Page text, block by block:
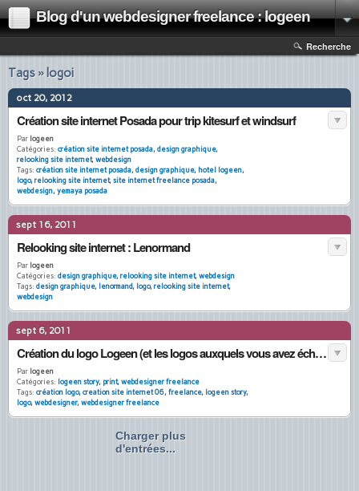
Blog d'un webdesigner freelance : logeen
Recherche
Tags » logoi
oct 20, 2012
Création site internet Posada pour trip kitesurf et windsurf
Par logeen
Catégories: création site internet posada,design graphique,
relooking site internet,webdesign
Tags: création site internet posada,design graphique, hotel logeen,
logo,relooking site internet,site internet freelance posada,
webdesign,yemaya posada
sept 16, 2011
Relooking site internet : Lenormand
Par logeen
Catégories: design graphique,relooking site internet,webdesign
Tags: design graphique, lenormand, logo,relooking site internet,
webdesign
sept 6, 2011
Création du logo Logeen (et les logos auxquels vous avez échappé).
Par logeen
Catégories: logeen story, print,webdesigner freelance
Tags: création logo,creation site internet 06,freelance, logeen story,
logo,webdesigner,webdesigner freelance
Charger plus
d'entrées...